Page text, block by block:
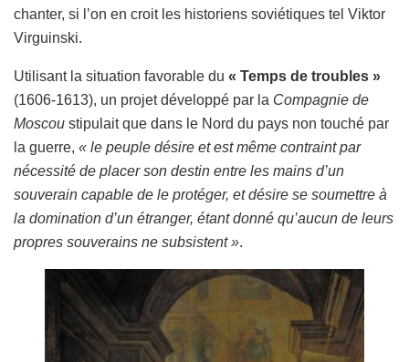
chanter, si l’on en croit les historiens soviétiques tel Viktor
Virguinski.
Utilisant la situation favorable du « Temps de troubles »
(1606-1613), un projet développé par la Compagnie de
Moscou stipulait que dans le Nord du pays non touché par
la guerre, « le peuple désire et est même contraint par
nécessité de placer son destin entre les mains d’un
souverain capable de le protéger, et désire se soumettre à
la domination d’un étranger, étant donné qu’aucun de leurs
propres souverains ne subsistent ».